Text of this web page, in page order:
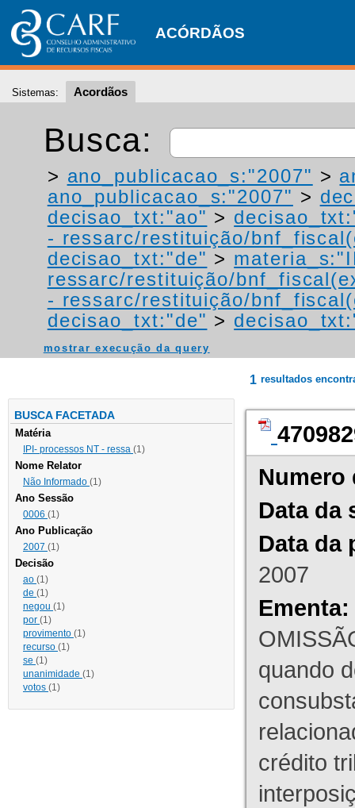
ACÓRDÃOS
Sistemas: Acordãos
Busca:
> ano_publicacao_s:"2007" >
ano_publicacao_s:"2007" >
decisao_txt:"ao" >
- ressarc/restituição/
decisao_txt:"de" >
ressarc/restituição/
- ressarc/restituição/
decisao_txt:"de" >
mostrar execução da query
BUSCA FACETADA
Matéria
IPI- processos NT - ressa (1)
Nome Relator
Não Informado (1)
Ano Sessão
0006 (1)
Ano Publicação
2007 (1)
Decisão
ao (1)
de (1)
negou (1)
por (1)
provimento (1)
recurso (1)
se (1)
unanimidade (1)
votos (1)
1 resultados
Numero
Data da
Data da
2007
Ementa:
quando
crédito